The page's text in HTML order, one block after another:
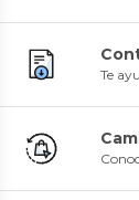
Te